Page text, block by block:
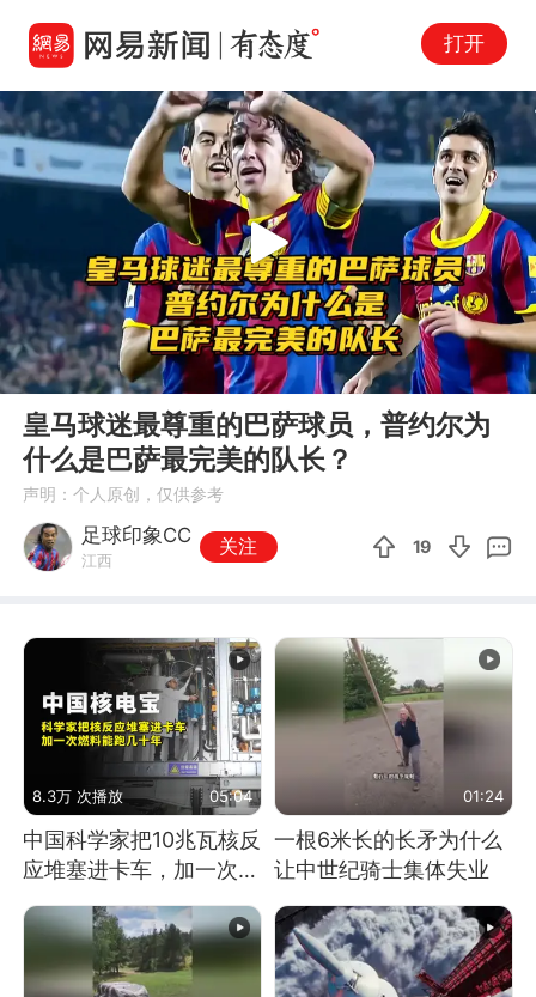
打开
00:00 01:49
Play
皇马球迷最尊重的巴萨球员，普约尔为
什么是巴萨最完美的队长？
声明：个人原创，仅供参考
足球印象CC
江西
关注 19
8.3万 次播放 05:04
中国科学家把10兆瓦核反
应堆塞进卡车，加一次燃
01:24
一根6米长的长矛为什么
让中世纪骑士集体失业